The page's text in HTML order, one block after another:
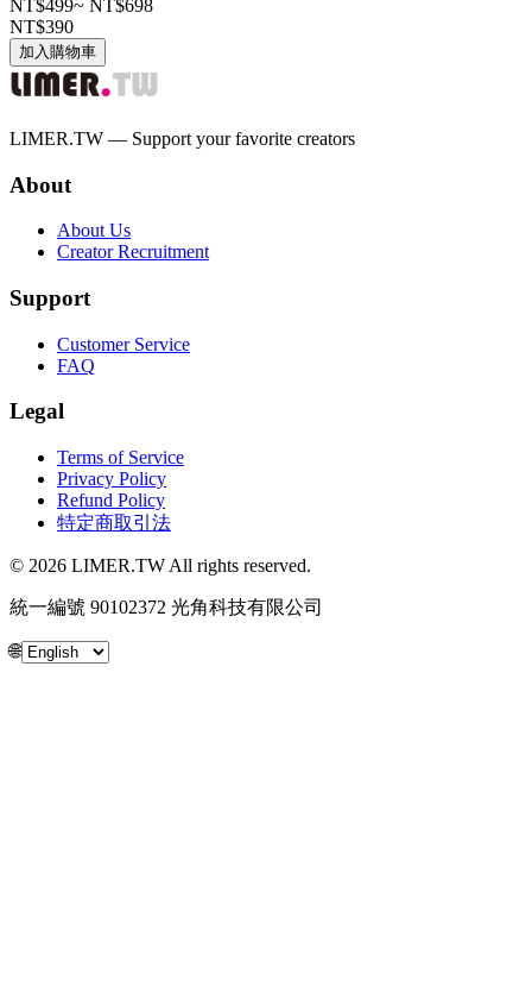
NT$499~ NT$698
NT$390
加入購物車
LIMER.TW — Support your favorite creators
About
About Us
Creator Recruitment
Support
Customer Service
FAQ
Legal
Terms of Service
Privacy Policy
Refund Policy
特定商取引法
© 2026 LIMER.TW All rights reserved.
統一編號 90102372 光角科技有限公司
🌐